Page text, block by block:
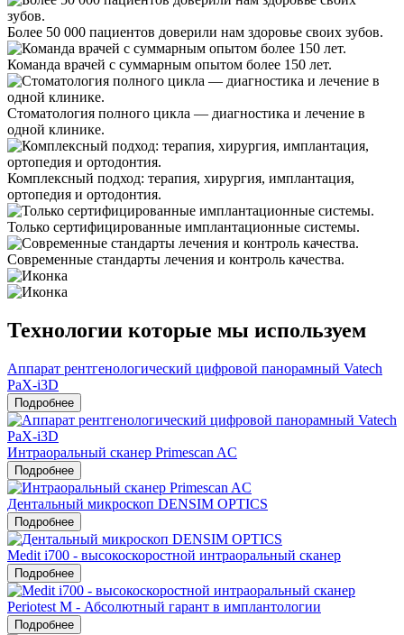
Более 50 000 пациентов доверили нам здоровье своих зубов.
Команда врачей с суммарным опытом более 150 лет.
Стоматология полного цикла — диагностика и лечение в
одной клинике.
Комплексный подход: терапия, хирургия, имплантация,
ортопедия и ортодонтия.
Только сертифицированные имплантационные системы.
Современные стандарты лечения и контроль качества.
Технологии которые мы используем
Аппарат рентгенологический цифровой панорамный Vatech
PaX-i3D
Подробнее
Интраоральный сканер Primescan AC
Подробнее
Дентальный микроскоп DENSIM OPTICS
Подробнее
Medit i700 - высокоскоростной интраоральный сканер
Подробнее
Periotest M - Абсолютный гарант в имплантологии
Подробнее